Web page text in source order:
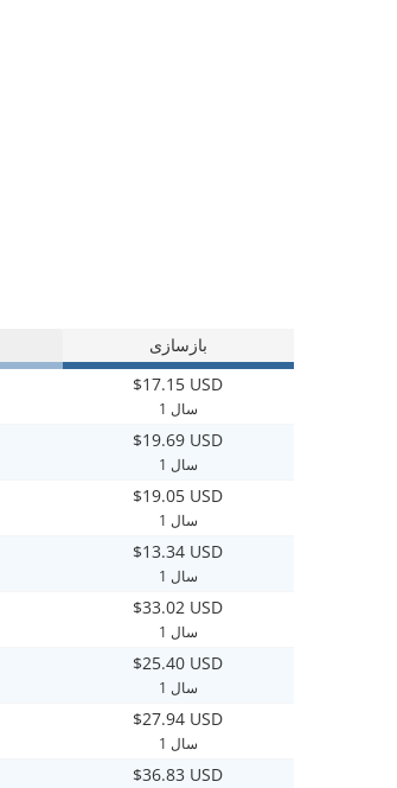
بازسازی
$17.15 USD
1 سال
$19.69 USD
1 سال
$19.05 USD
1 سال
$13.34 USD
1 سال
$33.02 USD
1 سال
$25.40 USD
1 سال
$27.94 USD
1 سال
$36.83 USD